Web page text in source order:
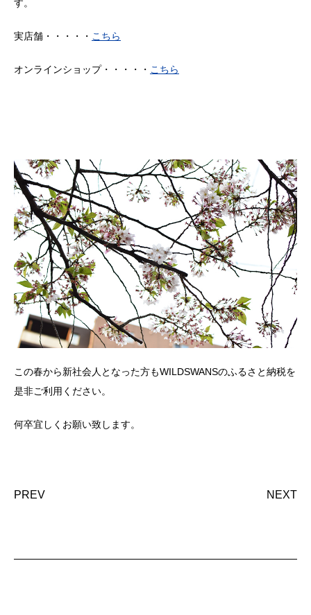
す。
実店舗・・・・・ こちら
オンラインショップ・・・・・ こちら
この春から新社会人となった方もWILDSWANSのふるさと納税を
是非ご利用ください。
何卒宜しくお願い致します。
PREV NEXT